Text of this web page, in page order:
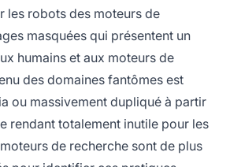
les robots des moteurs de
masquées qui présentent un
humains et aux moteurs de
des domaines fantômes est
ou massivement dupliqué à partir
rendant totalement inutile pour les
de recherche sont de plus